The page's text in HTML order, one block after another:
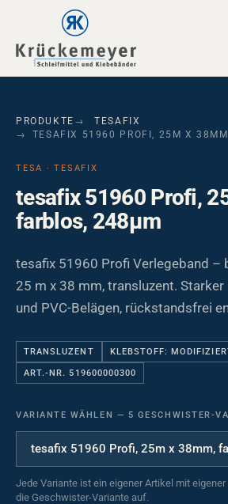
Skip to main navigation
Skip to main content
Skip to page footer
PRODUKTE
TESAFIX
TESAFIX 51960 PROFI, 25M X
TESA · TESAFIX
tesafix 51960 Profi,
farblos, 248µm
tesafix 51960 Profi Verlegeband –
25 m x 38 mm, transluzent.
und PVC-Belägen, rückstandsfrei
TRANSLUZENT KLEBSTOFF:
ART.-NR. 519600000300
VARIANTE WÄHLEN — 5 GESCHWISTER-
Jede Variante ist ein eigener Artikel mit
die Geschwister-Variante auf.